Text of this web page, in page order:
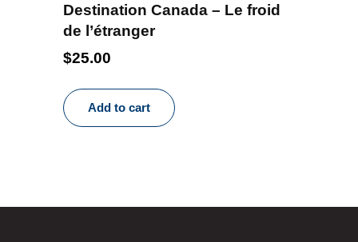
Destination Canada – Le froid
de l’étranger
$25.00
Add to cart